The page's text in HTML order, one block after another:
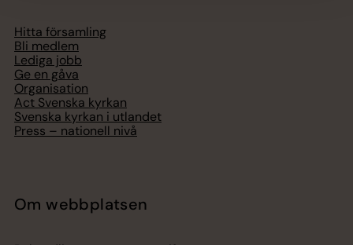
Hitta församling
Bli medlem
Lediga jobb
Ge en gåva
Organisation
Act Svenska kyrkan
Svenska kyrkan i utlandet
Press – nationell nivå
Om webbplatsen